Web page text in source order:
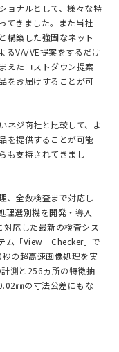
ョナルとして、様々な特
てきました。また当社
構築した強固なネット
るVA/VE提案をするだけ
えたコストダウン提案
をお届けすることが可
ネジ商社と比較して、よ
を提供することが可能
も支持されてきまし
、全数検査まで対応し
理選別機を開発・導入
応した最新の検査シス
ム「View Checker」で
の超高速画像処理を実
測と256ヵ所の特徴抽
㎜の寸法公差にもな